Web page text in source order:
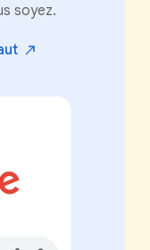
soyez.